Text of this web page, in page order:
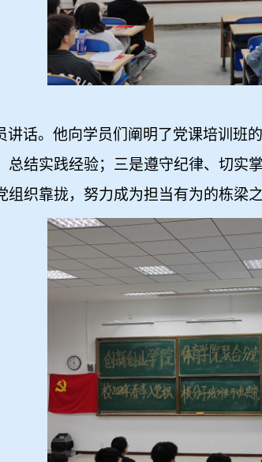
讲话。他向学员们阐明了党课培训班
总结实践经验；三是遵守纪律、切实
织靠拢，努力成为担当有为的栋梁之